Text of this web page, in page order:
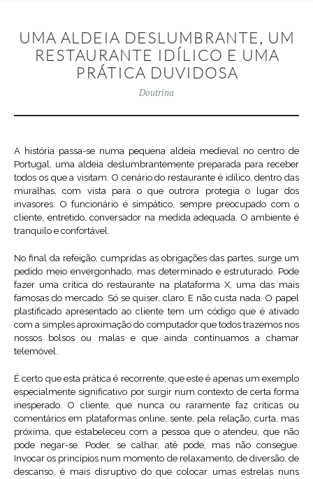
UMA ALDEIA DESLUMBRANTE, UM
RESTAURANTE IDÍLICO E UMA
PRÁTICA DUVIDOSA
Doutrina
A história passa-se numa pequena aldeia medieval no centro de
Portugal, uma aldeia deslumbrantemente preparada para receber
todos os que a visitam. O cenário do restaurante é idílico, dentro das
muralhas, com vista para o que outrora protegia o lugar dos
invasores. O funcionário é simpático, sempre preocupado com o
cliente, entretido, conversador na medida adequada. O ambiente é
tranquilo e confortável.
No final da refeição, cumpridas as obrigações das partes, surge um
pedido meio envergonhado, mas determinado e estruturado. Pode
fazer uma crítica do restaurante na plataforma X, uma das mais
famosas do mercado. Só se quiser, claro. E não custa nada. O papel
plastificado apresentado ao cliente tem um código que é ativado
com a simples aproximação do computador que todos trazemos nos
nossos bolsos ou malas e que ainda continuamos a chamar
telemóvel.
É certo que esta prática é recorrente, que este é apenas um exemplo
especialmente significativo por surgir num contexto de certa forma
inesperado. O cliente, que nunca ou raramente faz críticas ou
comentários em plataformas online, sente, pela relação, curta, mas
próxima, que estabeleceu com a pessoa que o atendeu, que não
pode negar-se. Poder, se calhar, até pode, mas não consegue.
Invocar os princípios num momento de relaxamento, de diversão, de
descanso, é mais disruptivo do que colocar umas estrelas nuns